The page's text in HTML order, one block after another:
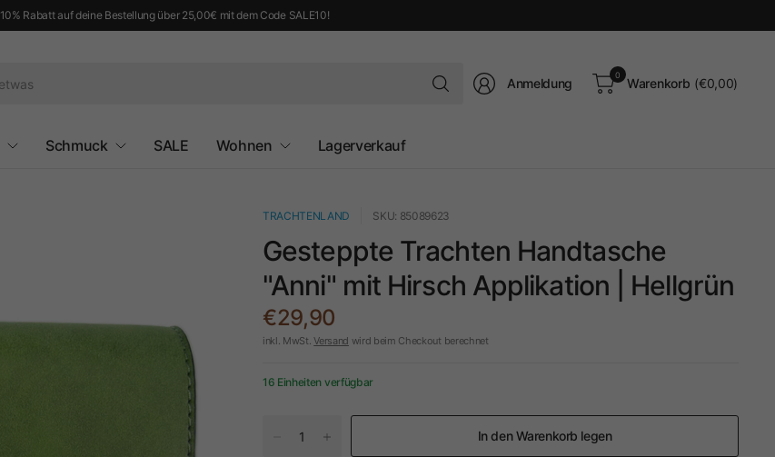
10% Rabatt auf deine Bestellung über 25,00€ mit dem Code SALE10!
Suchen
Sie
Anmeldung
0
Warenkorb (€0,00)
Schmuck SALE Wohnen Lagerverkauf
TRACHTENLAND SKU: 85089623
Gesteppte Trachten Handtasche
"Anni" mit Hirsch Applikation | Hellgrün
€29,90
inkl. MwSt.Versand wird beim Checkout berechnet
16 Einheiten verfügbar
In den Warenkorb legen